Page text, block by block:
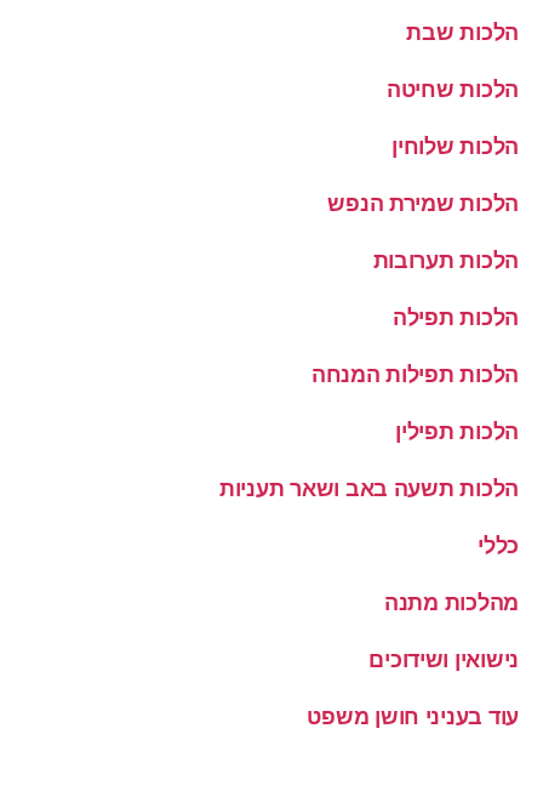
הלכות שבת
הלכות שחיטה
הלכות שלוחין
הלכות שמירת הנפש
הלכות תערובות
הלכות תפילה
הלכות תפילות המנחה
הלכות תפילין
הלכות תשעה באב ושאר תעניות
כללי
מהלכות מתנה
נישואין ושידוכים
עוד בעניני חושן משפט